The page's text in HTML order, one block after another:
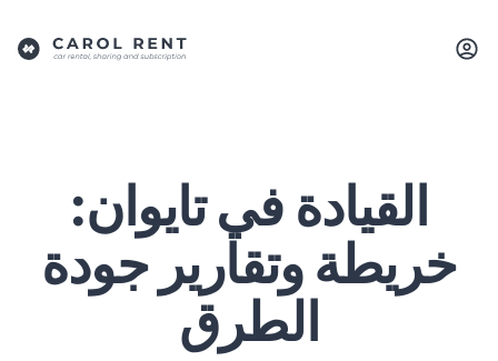
القيادة في تايوان:
خريطة وتقارير جودة
الطرق